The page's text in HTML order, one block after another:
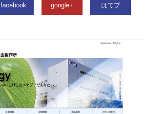
facebook google+ はてブ